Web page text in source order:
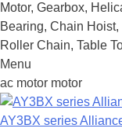
Motor, Gearbox,
Bearing, Chain
Roller Chain, Table
Menu
Skip
to
content
ac motor motor
AY3BX series